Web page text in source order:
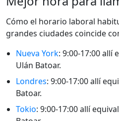
Cómo el horario laboral
grandes ciudades coincide
Nueva York: 9:00-17:00 allí
Ulán Batoar.
Londres: 9:00-17:00 allí
Batoar.
Tokio: 9:00-17:00 allí